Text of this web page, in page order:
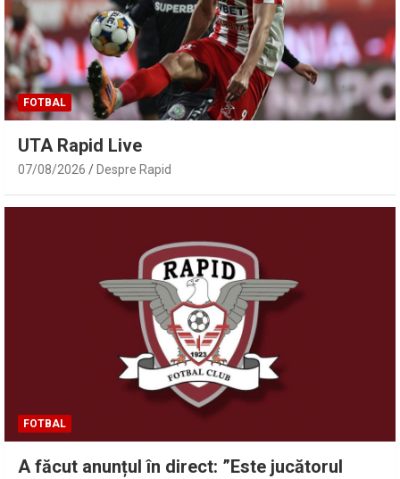
FOTBAL
UTA Rapid Live
07/08/2026 Despre Rapid
FOTBAL
A făcut anunțul în direct: ”Este jucătorul